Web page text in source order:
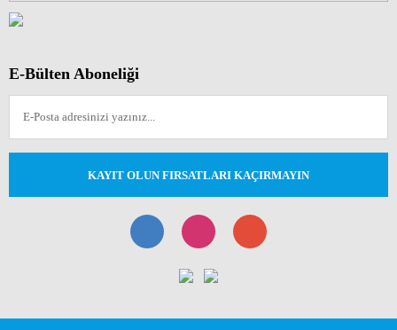
E-Bülten Aboneliği
KAYIT OLUN FIRSATLARI KAÇIRMAYIN